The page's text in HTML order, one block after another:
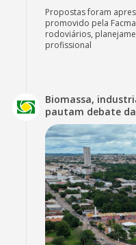
Propostas foram
promovido pela
rodoviários,
profissional
Biomassa,
pautam debate